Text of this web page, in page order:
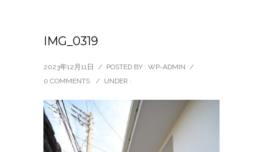
IMG_0319
2023年12月11日 / POSTED BY : WP-ADMIN /
0 COMMENTS
/ UNDER :